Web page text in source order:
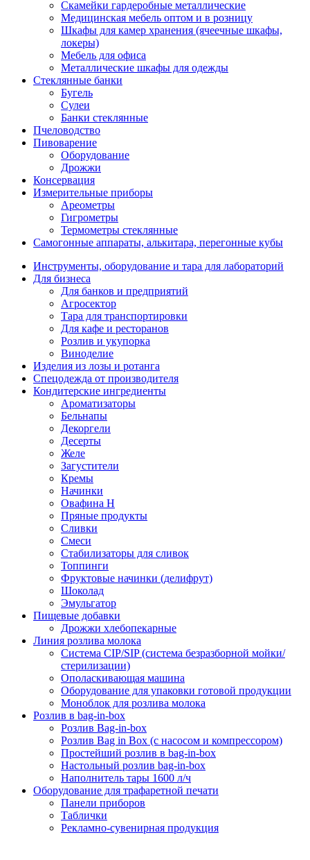
Скамейки гардеробные металлические
Медицинская мебель оптом и в розницу
Шкафы для камер хранения (ячеечные шкафы,
локеры)
Мебель для офиса
Металлические шкафы для одежды
Стеклянные банки
Бугель
Сулеи
Банки стеклянные
Пчеловодство
Пивоварение
Оборудование
Дрожжи
Консервация
Измерительные приборы
Ареометры
Гигрометры
Термометры стеклянные
Самогонные аппараты, алькитара, перегонные кубы
Инструменты, оборудование и тара для лабораторий
Для бизнеса
Для банков и предприятий
Агросектор
Тара для транспортировки
Для кафе и ресторанов
Розлив и укупорка
Виноделие
Изделия из лозы и ротанга
Спецодежда от производителя
Кондитерские ингредиенты
Ароматизаторы
Бельнапы
Декоргели
Десерты
Желe
Загустители
Кремы
Начинки
Овафина Н
Пряные продукты
Сливки
Смеси
Стабилизаторы для сливок
Топпинги
Фруктовые начинки (делифрут)
Шоколад
Эмульгатор
Пищевые добавки
Дрожжи хлебопекарные
Линия розлива молока
Система CIP/SIP (система безразборной мойки/
стерилизации)
Ополаскивающая машина
Оборудование для упаковки готовой продукции
Моноблок для розлива молока
Розлив в bag-in-box
Розлив Bag-in-box
Розлив Bag in Box (с насосом и компрессором)
Простейший розлив в bag-in-box
Настольный розлив bag-in-box
Наполнитель тары 1600 л/ч
Оборудование для трафаретной печати
Панели приборов
Таблички
Рекламно-сувенирная продукция